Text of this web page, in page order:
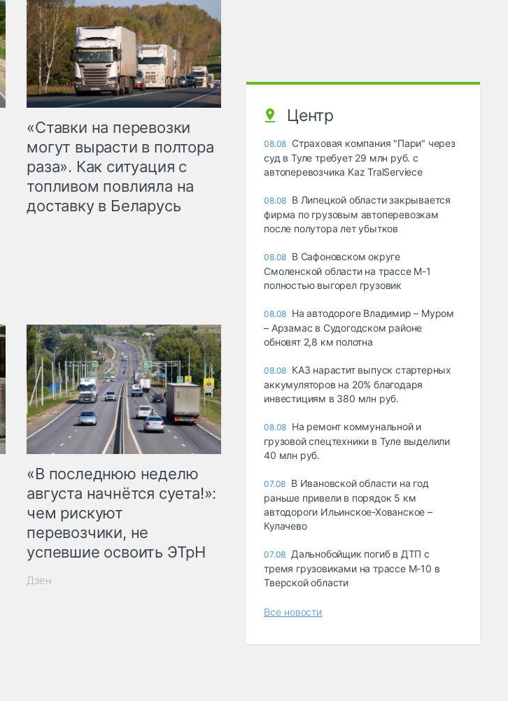
«Ставки на перевозки
могут вырасти в полтора
раза». Как ситуация с
топливом повлияла на
доставку в Беларусь
«В последнюю неделю
августа начнётся суета!»:
чем рискуют
перевозчики, не
успевшие освоить ЭТрН
Дзен
Центр
08.08 Страховая компания "Пари" через
суд в Туле требует 29 млн руб. с
автоперевозчика Kaz TralServiece
08.08 В Липецкой области закрывается
фирма по грузовым автоперевозкам
после полутора лет убытков
08.08 В Сафоновском округе
Смоленской области на трассе М-1
полностью выгорел грузовик
08.08 На автодороге Владимир – Муром
– Арзамас в Судогодском районе
обновят 2,8 км полотна
08.08 КАЗ нарастит выпуск стартерных
аккумуляторов на 20% благодаря
инвестициям в 380 млн руб.
08.08 На ремонт коммунальной и
грузовой спецтехники в Туле выделили
40 млн руб.
07.08 В Ивановской области на год
раньше привели в порядок 5 км
автодороги Ильинское-Хованское –
Кулачево
07.08 Дальнобойщик погиб в ДТП с
тремя грузовиками на трассе М-10 в
Тверской области
Все новости